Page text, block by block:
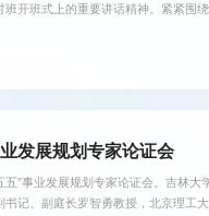
开班式上的重要讲话精神。紧紧围
”时期经济社会发展的指导方针、主
发展规划专家论证会
五”事业发展规划专家论证会。吉林
书记、副庭长罗智勇教授，北京理工